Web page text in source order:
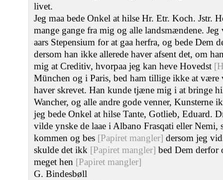
livet.
Jeg maa bede Onkel at hilse Hr. Etr. Koch. Jstr.
mange gange fra mig og alle landsmændene.
aars Stepensium for at gaa herfra, og bede Dem
dersom han ikke allerede haver afsent det, om
mig at Creditiv, hvorpaa jeg kan heve Hovedst
München og i Paris, bed ham tillige ikke at
haver skrevet. Han kunde tjæne mig i at bringe
Wancher, og alle andre gode venner, Kunsterne
jeg bede Onkel at hilse Tante, Gotlieb, Eduard.
vilde ynske de laae i Albano Frasqati eller Nemi,
kommen og bes [Papiret mangler] dersom jeg
skulde det ikk [Papiret mangler] bed Dem derfor
meget hen [Papiret mangler]
G. Bindesbøll